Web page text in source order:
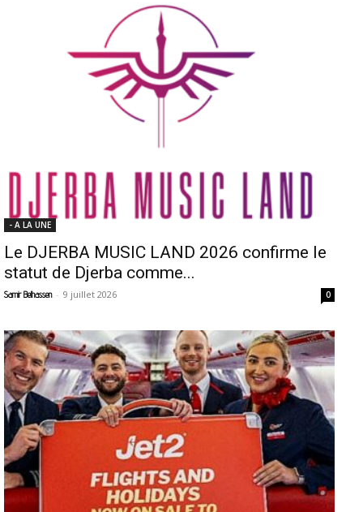
- A LA UNE
Le DJERBA MUSIC LAND 2026 confirme le
statut de Djerba comme...
Samir Belhassen - 9 juillet 2026 0